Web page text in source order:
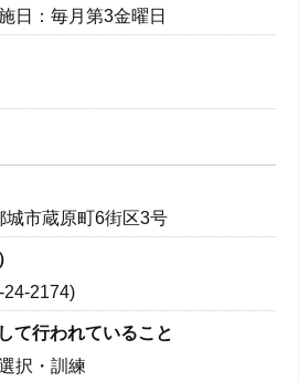
日：毎月第3金曜日
城市蔵原町6街区3号
24-2174)
て行われていること
択・訓練